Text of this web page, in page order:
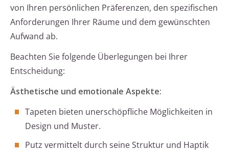
von Ihren persönlichen Präferenzen, den spezifischen
Anforderungen Ihrer Räume und dem gewünschten
Aufwand ab.
Beachten Sie folgende Überlegungen bei Ihrer
Entscheidung:
Ästhetische und emotionale Aspekte:
Tapeten bieten unerschöpfliche Möglichkeiten in
Design und Muster.
Putz vermittelt durch seine Struktur und Haptik